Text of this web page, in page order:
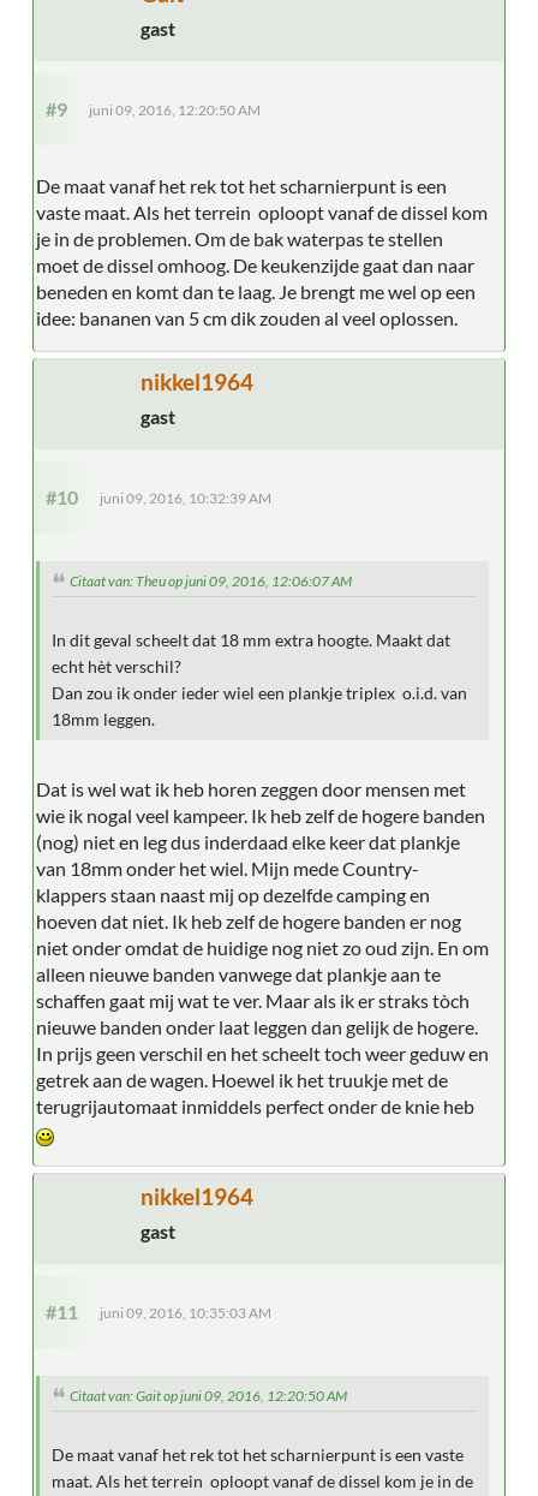
gast
#9 juni 09, 2016, 12:20:50 AM
De maat vanaf het rek tot het scharnierpunt is een
vaste maat. Als het terrein oploopt vanaf de dissel kom
je in de problemen. Om de bak waterpas te stellen
moet de dissel omhoog. De keukenzijde gaat dan naar
beneden en komt dan te laag. Je brengt me wel op een
idee: bananen van 5 cm dik zouden al veel oplossen.
nikkel1964
gast
#10 juni 09, 2016, 10:32:39 AM
Citaat van: Theu op juni 09, 2016, 12:06:07 AM
In dit geval scheelt dat 18 mm extra hoogte. Maakt dat
echt hèt verschil?
Dan zou ik onder ieder wiel een plankje triplex o.i.d. van
18mm leggen.
Dat is wel wat ik heb horen zeggen door mensen met
wie ik nogal veel kampeer. Ik heb zelf de hogere banden
(nog) niet en leg dus inderdaad elke keer dat plankje
van 18mm onder het wiel. Mijn mede Country-
klappers staan naast mij op dezelfde camping en
hoeven dat niet. Ik heb zelf de hogere banden er nog
niet onder omdat de huidige nog niet zo oud zijn. En om
alleen nieuwe banden vanwege dat plankje aan te
schaffen gaat mij wat te ver. Maar als ik er straks tòch
nieuwe banden onder laat leggen dan gelijk de hogere.
In prijs geen verschil en het scheelt toch weer geduw en
getrek aan de wagen. Hoewel ik het truukje met de
terugrijautomaat inmiddels perfect onder de knie heb
nikkel1964
gast
#11 juni 09, 2016, 10:35:03 AM
Citaat van: Gait op juni 09, 2016, 12:20:50 AM
De maat vanaf het rek tot het scharnierpunt is een vaste
maat. Als het terrein oploopt vanaf de dissel kom je in de